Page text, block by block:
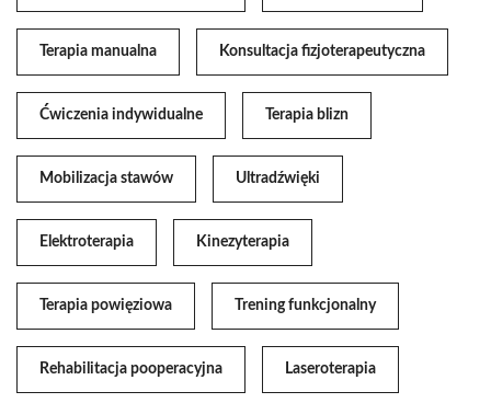
Terapia manualna Konsultacja fizjoterapeutyczna
Ćwiczenia indywidualne Terapia blizn
Mobilizacja stawów Ultradźwięki
Elektroterapia Kinezyterapia
Terapia powięziowa Trening funkcjonalny
Rehabilitacja pooperacyjna Laseroterapia